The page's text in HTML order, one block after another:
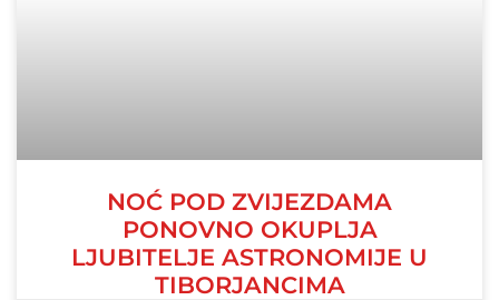
NOĆ POD ZVIJEZDAMA
PONOVNO OKUPLJA
LJUBITELJE ASTRONOMIJE U
TIBORJANCIMA